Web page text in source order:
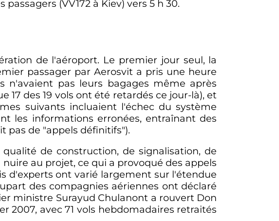
(VV172 à Kiev) vers 5 h 30.
de l'aéroport. Le premier jour seul, la
passager par Aerosvit a pris une heure
pas leurs bagages même après
17 des19 vols ont été retardés ce jour-là), et
suivants incluaient l'échec du système
les informations erronées, entraînant des
pas de "appels définitifs").
de construction, de signalisation, de
au projet, ce qui a provoqué des appels
d'experts ont varié largement sur l'étendue
des compagnies aériennes ont déclaré
ministre Surayud Chulanont a rouvert Don
2007, avec71 vols hebdomadaires retraités